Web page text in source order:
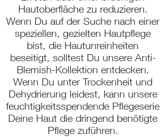
Hautoberfläche zu reduzieren.
Wenn Du auf der Suche nach einer
speziellen, gezielten Hautpflege
bist, die Hautunreinheiten
beseitigt, solltest Du unsere Anti-
Blemish-Kollektion entdecken.
Wenn Du unter Trockenheit und
Dehydrierung leidest, kann unsere
feuchtigkeitsspendende Pflegeserie
Deine Haut die dringend benötigte
Pflege zuführen.